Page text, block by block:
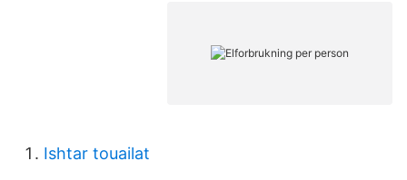
Ishtar touailat